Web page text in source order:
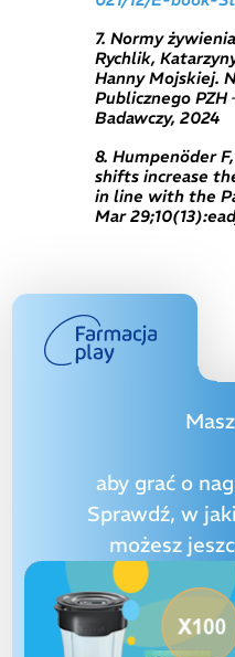
7. Normy
Rychlik,
Hanny Mojskiej.
Publicznego
Badawczy, 2024
8. Humpenöder
shifts increase
in line with the
Mar
aby grać o
Sprawdź, w
możesz